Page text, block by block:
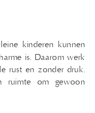
kinderen kunnen
is. Daarom werk
rust en zonder druk.
ruimte om gewoon